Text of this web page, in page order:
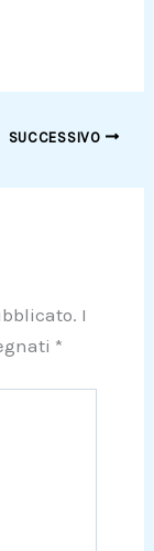
SUCCESSIVO
I
*